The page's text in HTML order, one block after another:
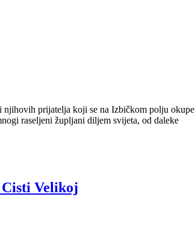
prijatelja koji se na Izbičkom polju okupe
raseljeni župljani diljem svijeta, od daleke
Velikoj